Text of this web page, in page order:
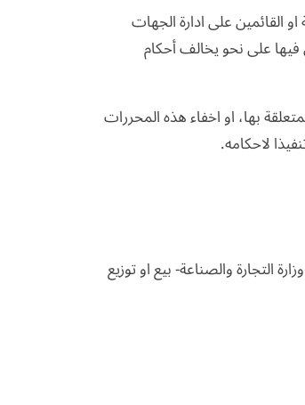
القائمين على ادارة الجهات
فيها على نحو يخالف أحكام
بها، او اخفاء هذه المحررات
لاحكامه.
والصناعة- بيع او توزيع